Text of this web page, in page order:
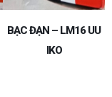
BẠC ĐẠN – LM16 UU
IKO